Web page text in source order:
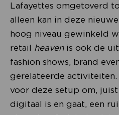
Lafayettes omgetoverd
alleen kan in deze
hoog niveau gewinkeld
retail heavenis ook de
fashion shows, brand
gerelateerde
voor deze setup om,
digitaal is en gaat, een